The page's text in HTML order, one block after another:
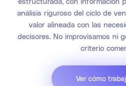
análisis riguroso del ciclo de
valor alineada con las
decisores. No improvisamos ni
criterio
Ver cómo